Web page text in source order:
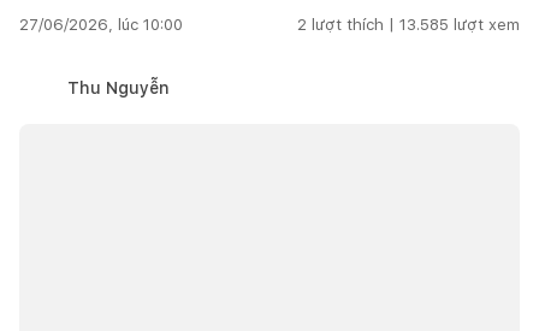
27/06/2026, lúc 10:00 2 lượt thích | 13.585 lượt xem
Thu Nguyễn